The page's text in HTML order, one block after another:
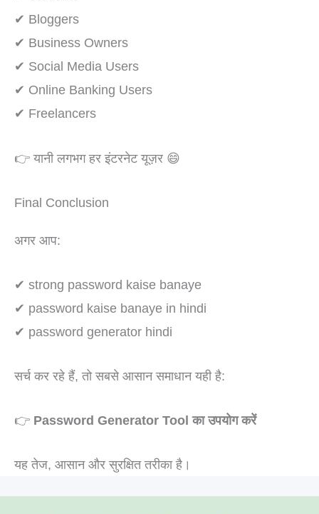
✔ Bloggers
✔ Business Owners
✔ Social Media Users
✔ Online Banking Users
✔ Freelancers
👉 यानी लगभग हर इंटरनेट यूज़र 😄
Final Conclusion
अगर आप:
✔ strong password kaise banaye
✔ password kaise banaye in hindi
✔ password generator hindi
सर्च कर रहे हैं, तो सबसे आसान समाधान यही है:
👉 Password Generator Tool का उपयोग करें
यह तेज, आसान और सुरक्षित तरीका है।